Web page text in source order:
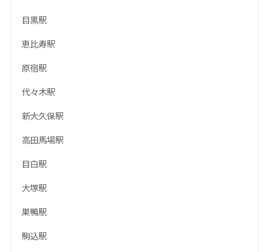
目黒駅
恵比寿駅
原宿駅
代々木駅
新大久保駅
高田馬場駅
目白駅
大塚駅
巣鴨駅
駒込駅